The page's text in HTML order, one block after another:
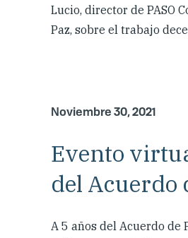
Lucio, director de PASO
Paz, sobre el trabajo
Noviembre 30, 2021
Evento
del Acuerdo
A 5 años del Acuerdo de